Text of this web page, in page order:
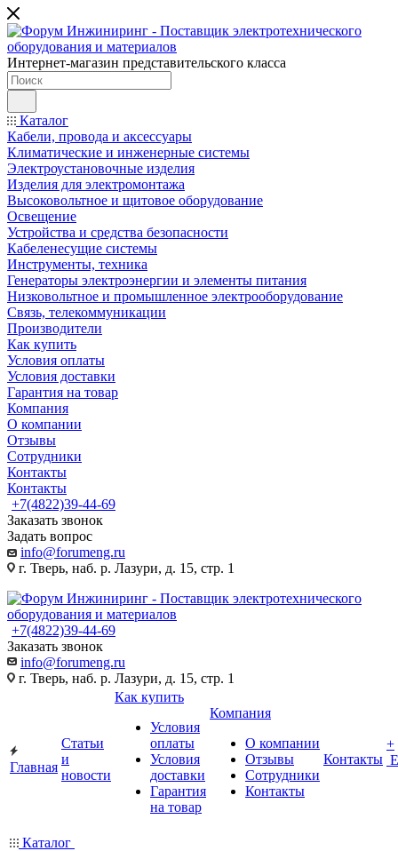
Интернет-магазин представительского класса
Каталог
Кабели, провода и аксессуары
Климатические и инженерные системы
Электроустановочные изделия
Изделия для электромонтажа
Высоковольтное и щитовое оборудование
Освещение
Устройства и средства безопасности
Кабеленесущие системы
Инструменты, техника
Генераторы электроэнергии и элементы питания
Низковольтное и промышленное электрооборудование
Связь, телекоммуникации
Производители
Как купить
Условия оплаты
Условия доставки
Гарантия на товар
Компания
О компании
Отзывы
Сотрудники
Контакты
Контакты
+7(4822)39-44-69
Заказать звонок
Задать вопрос
info@forumeng.ru
г. Тверь, наб. р. Лазури, д. 15, стр. 1
+7(4822)39-44-69
Заказать звонок
info@forumeng.ru
г. Тверь, наб. р. Лазури, д. 15, стр. 1
Главная
Статьи
и
новости
Как купить
Условия
оплаты
Условия
доставки
Гарантия
на товар
Компания
О компании
Отзывы
Сотрудники
Контакты
Контакты
+
Каталог